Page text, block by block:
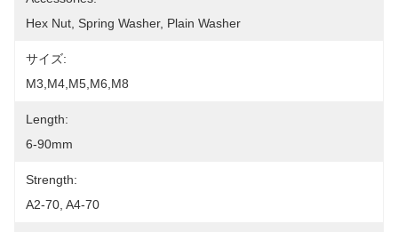
Hex Nut, Spring Washer, Plain Washer
サイズ:
M3,M4,M5,M6,M8
Length:
6-90mm
Strength:
A2-70, A4-70